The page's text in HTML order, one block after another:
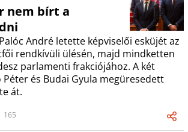
nem bírt a
André letette képviselői esküjét az
rendkívüli ülésén, majd mindketten
parlamenti frakciójához. A két
és Budai Gyula megüresedett
át.
165